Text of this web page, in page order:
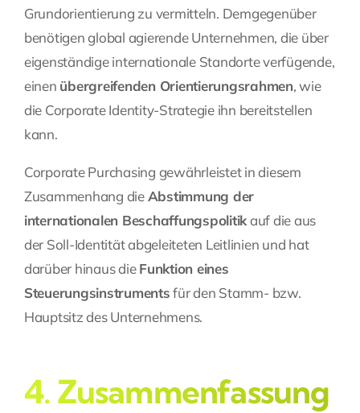
Grundorientierung zu vermitteln. Demgegenüber
benötigen global agierende Unternehmen, die über
eigenständige internationale Standorte verfügende,
einen übergreifenden Orientierungsrahmen, wie
die Corporate Identity-Strategie ihn bereitstellen
kann.
Corporate Purchasing gewährleistet in diesem
Zusammenhang dieAbstimmung der
internationalen Beschaffungspolitikauf die aus
der Soll-Identität abgeleiteten Leitlinien und hat
darüber hinaus dieFunktion eines
Steuerungsinstrumentsfür den Stamm- bzw.
Hauptsitz des Unternehmens.
4. Zusammenfassung